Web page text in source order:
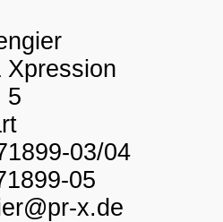
Xpression
5
03/04
05
x.de